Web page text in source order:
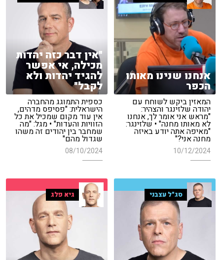
אנחנו שנינו מאותו
הכפר
המאזין ביקש לשוחח עם
יהודה שלזינגר והצהיר:
"מראש אני אומר לך, אנחנו
לא מאותו מחנה" • שלזינגר:
"מאיפה אתה יודע באיזה
מחנה אני?"
10/12/2024
"אין דבר כזה יהדות
מכילה, אי אפשר
להגיד יהדות ולא
לקבל"
כספית התמוגג מהחברה
הישראלית: "פסיפס מדהים,
אין עוד מקום שמכיל את כל
הזוויות והעדות" • מגל: "מה
שמחבר בין יהודים זה משהו
שגדול מהם"
08/10/2024
סג"ל עצבני גיא פלג